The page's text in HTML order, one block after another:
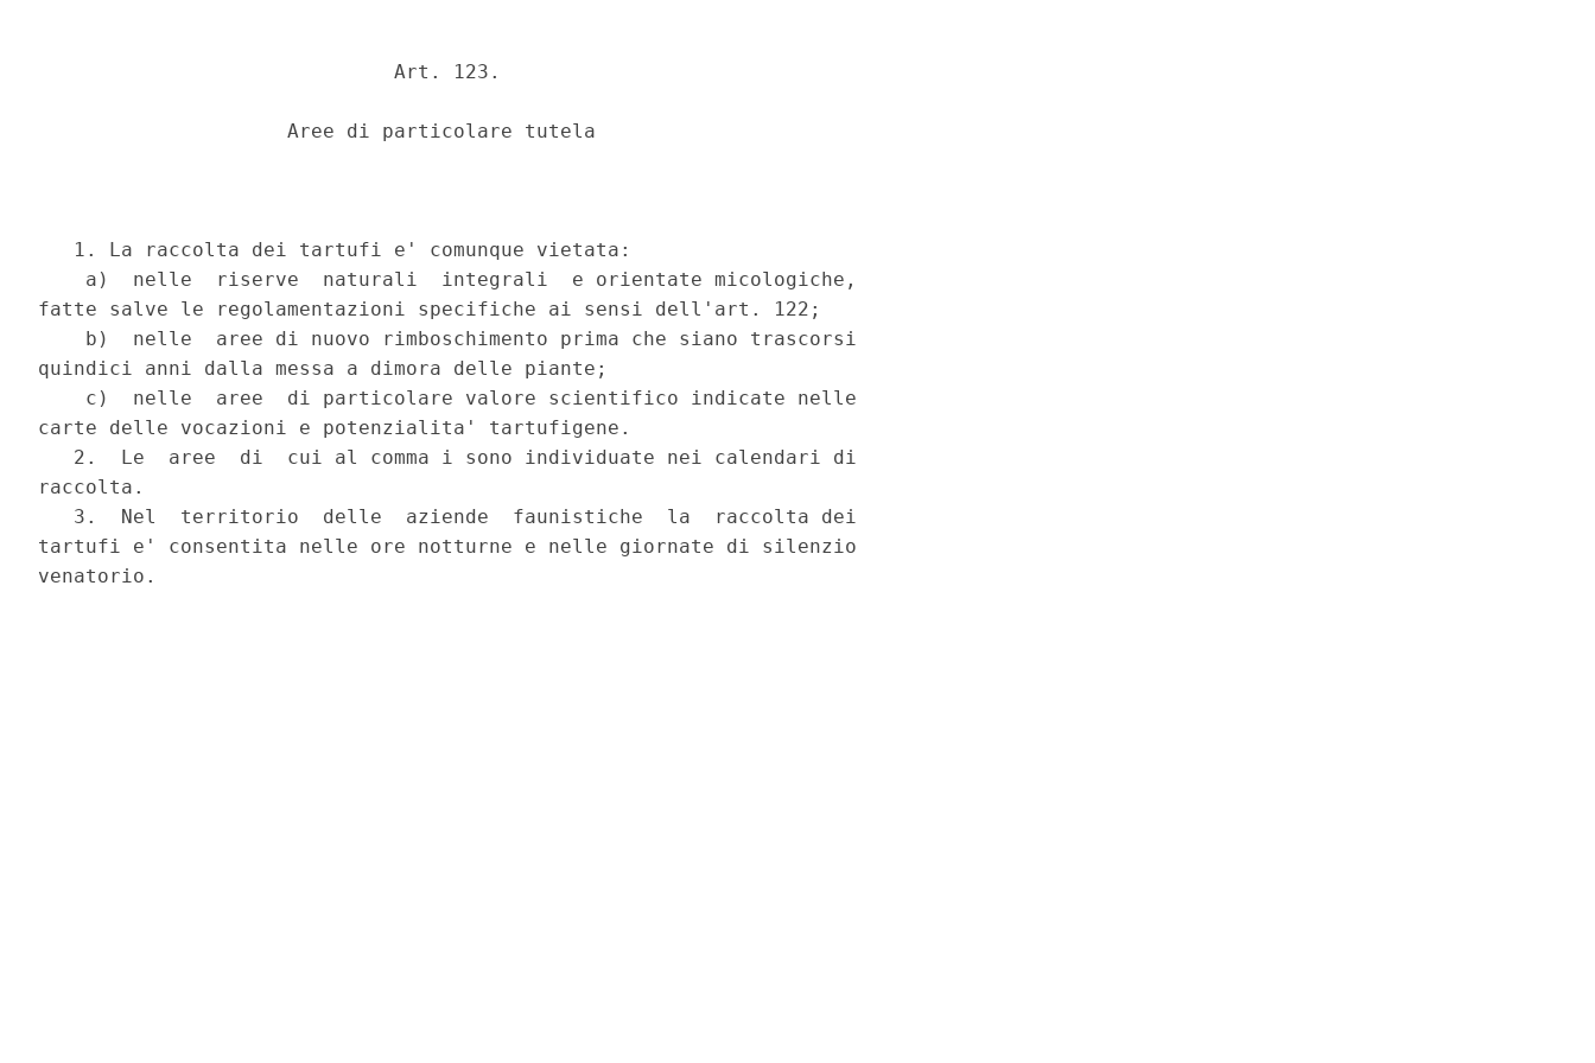
                              Art. 123.
                     Aree di particolare tutela
   1. La raccolta dei tartufi e' comunque vietata:
    a)  nelle  riserve  naturali  integrali  e orientate micologiche,
fatte salve le regolamentazioni specifiche ai sensi dell'art. 122;
    b)  nelle  aree di nuovo rimboschimento prima che siano trascorsi
quindici anni dalla messa a dimora delle piante;
    c)  nelle  aree  di particolare valore scientifico indicate nelle
carte delle vocazioni e potenzialita' tartufigene.
   2.  Le  aree  di  cui al comma i sono individuate nei calendari di
raccolta.
   3.  Nel  territorio  delle  aziende  faunistiche  la  raccolta dei
tartufi e' consentita nelle ore notturne e nelle giornate di silenzio